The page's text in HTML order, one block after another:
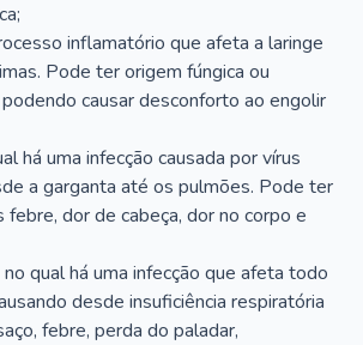
inflamatório que afeta a laringe
Pode ter origem fúngica ou
causar desconforto ao engolir
há uma infecção causada por vírus
a garganta até os pulmões. Pode ter
febre, dor de cabeça, dor no corpo e
qual há uma infecção que afeta todo
desde insuficiência respiratória
febre, perda do paladar,